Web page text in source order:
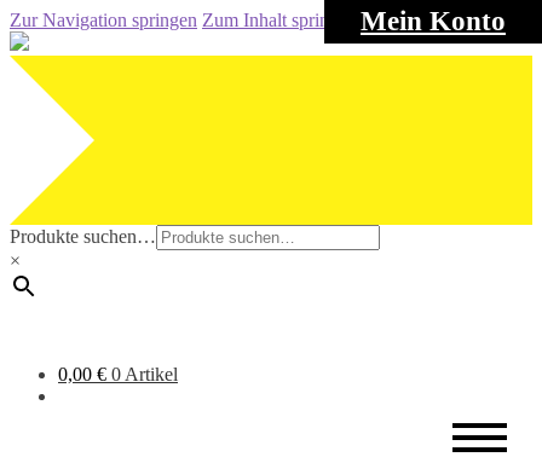
Mein Konto
Zur Navigation springen Zum Inhalt springen
Produkte suchen…
×
0,00 € 0 Artikel